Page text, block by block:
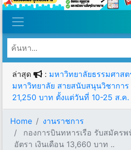
ล่าสุด : มหาวิทยาลัยธรรมศาส
มหาวิทยาลัย สายสนับสนุนวิชาการ
21,250 บาท ตั้งแต่วันที่ 10-25 ส.ค
Home
งานราชการ
กองการบินทหารเรือ รับสมัคร
อัตรา เงินเดือน 13,660 บาท ..